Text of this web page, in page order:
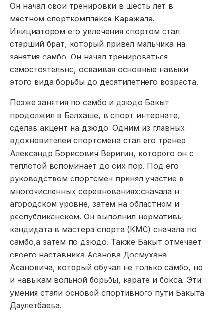
Он начал свои тренировки в шесть лет в
местном спорткомплексе Каражала.
Инициатором его увлечения спортом стал
старший брат, который привел мальчика на
занятия самбо. Он начал тренироваться
самостоятельно, осваивая основные навыки
этого вида борьбы до десятилетнего возраста.
Позже занятия по самбо и дзюдо Бакыт
продолжил в Балхаше, в спорт интернате,
сделав акцент на дзюдо. Одним из главных
вдохновителей спортсмена стал его тренер
Александр Борисович Веригин, которого он с
теплотой вспоминает до сих пор. Под его
руководством спортсмен принял участие в
многочисленных соревнованиях:сначала н
агородском уровне, затем на областном и
республиканском. Он выполнил нормативы
кандидата в мастера спорта (КМС) сначала по
самбо,а затем по дзюдо. Также Бакыт отмечает
своего наставника Асанова Досмухана
Асановича, который обучал не только самбо, но
и навыкам вольной борьбы, карате и бокса. Эти
умения стали основой спортивного пути Бакыта
Даулетбаева.